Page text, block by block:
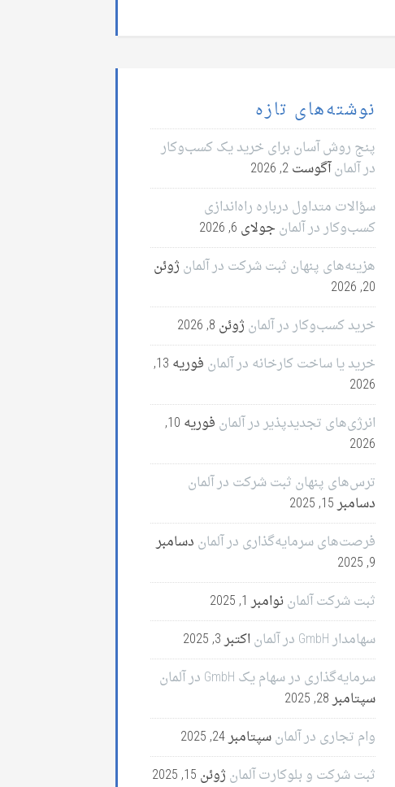
نوشته‌های تازه
پنج روش آسان برای خرید یک کسب‌وکار
در آلمانآگوست 2, 2026
سؤالات متداول درباره راه‌اندازی
کسب‌وکار در آلمان جولای 6, 2026
هزینه‌های پنهان ثبت شرکت در آلمان ژوئن
20, 2026
خرید کسب‌وکار در آلمان ژوئن 8, 2026
خرید یا ساخت کارخانه در آلمان
فوریه 13,
2026
انرژی‌های تجدیدپذیر در آلمان
فوریه 10,
2026
ترس‌های پنهان ثبت شرکت در آلمان
دسامبر 15, 2025
فرصت‌های سرمایه‌گذاری در آلمان دسامبر
9, 2025
ثبت شرکت آلماننوامبر 1, 2025
سهامدار GmbH در آلمان
اکتبر 3, 2025
سرمایه‌گذاری در سهام یک GmbH در آلمان
سپتامبر 28, 2025
وام تجاری در آلمانسپتامبر 24, 2025
ثبت شرکت و بلوکارت آلمان ژوئن 15, 2025